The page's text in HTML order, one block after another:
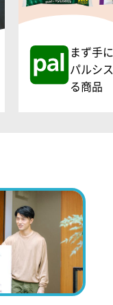
まず手
パルシ
る商品